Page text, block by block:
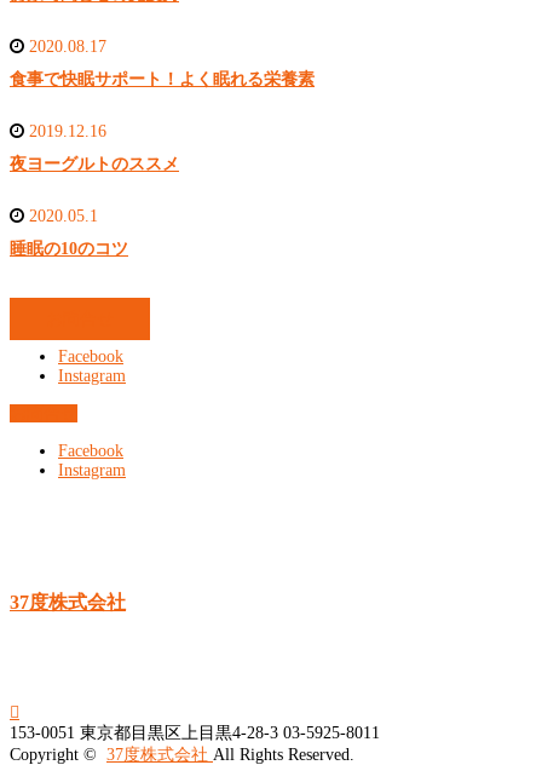
2020.08.17
食事で快眠サポート！よく眠れる栄養素
2019.12.16
夜ヨーグルトのススメ
2020.05.1
睡眠の10のコツ
Facebook
Instagram
Facebook
Instagram
37度株式会社

153-0051 東京都目黒区上目黒4-28-3 03-5925-8011
Copyright © 37度株式会社 All Rights Reserved.